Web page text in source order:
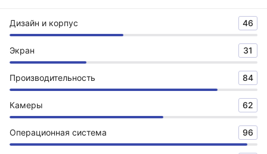
Дизайн и корпус 46
Экран 31
Производительность 84
Камеры 62
Операционная система 96